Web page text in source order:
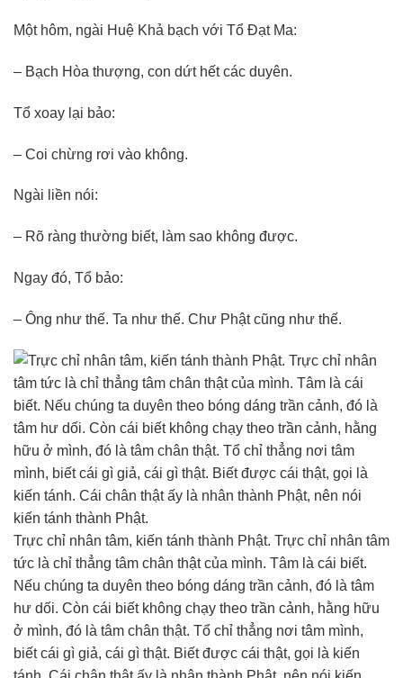
Một hôm, ngài Huệ Khả bạch với Tổ Đạt Ma:
– Bạch Hòa thượng, con dứt hết các duyên.
Tổ xoay lại bảo:
– Coi chừng rơi vào không.
Ngài liền nói:
– Rõ ràng thường biết, làm sao không được.
Ngay đó, Tổ bảo:
– Ông như thế. Ta như thế. Chư Phật cũng như thế.
Trực chỉ nhân tâm, kiến tánh thành Phật. Trực chỉ nhân tâm
tức là chỉ thẳng tâm chân thật của mình. Tâm là cái biết.
Nếu chúng ta duyên theo bóng dáng trần cảnh, đó là tâm
hư dối. Còn cái biết không chạy theo trần cảnh, hằng hữu
ở mình, đó là tâm chân thật. Tổ chỉ thẳng nơi tâm mình,
biết cái gì giả, cái gì thật. Biết được cái thật, gọi là kiến